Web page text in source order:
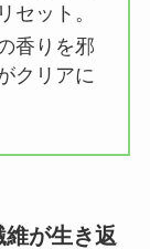
セット。
香りを邪
クリアに
が生き返